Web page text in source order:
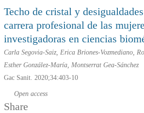
Techo de cristal y
carrera profesional de las
investigadoras en ciencias
Carla Segovia-Saiz, Erica Briones-Vozmediano,
Esther González-María, Montserrat Gea-Sánchez
Gac Sanit. 2020;34:403-10
Open access
Share